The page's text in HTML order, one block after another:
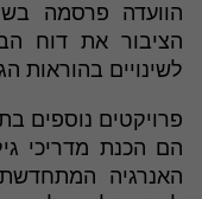
הציבור את דוח
לשינויים בהוראות
פרויקטים נוספים
הם הכנת מדריכי
האנרגיה